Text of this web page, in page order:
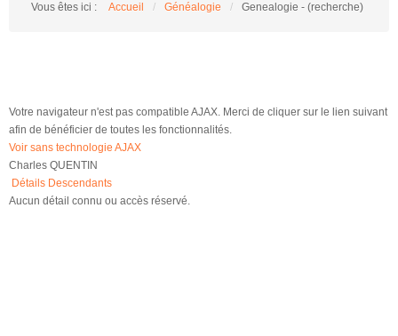
Vous êtes ici : Accueil / Généalogie / Genealogie - (recherche)
Votre navigateur n'est pas compatible AJAX. Merci de cliquer sur le lien suivant
afin de bénéficier de toutes les fonctionnalités.
Voir sans technologie AJAX
Charles QUENTIN
Détails Descendants
Aucun détail connu ou accès réservé.